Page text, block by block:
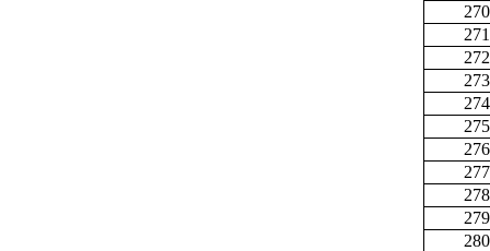
270
271
272
273
274
275
276
277
278
279
280